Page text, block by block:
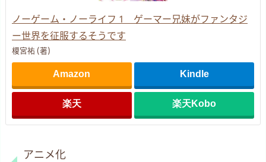
ノーゲーム・ノーライフ 1 ゲーマー兄妹がファンタジ
ー世界を征服するそうです
榎宮祐 (著)
Amazon Kindle
楽天 楽天Kobo
アニメ化